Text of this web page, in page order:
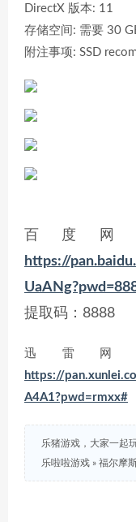
DirectX 版本: 11
存储空间: 需要 30
附注事项: SSD
百度网
https://
提取码：8888
迅雷网
https://
A4A1?pwd=rmxx#
乐猪游戏，大家一起
乐啦啦游戏 » 福尔摩